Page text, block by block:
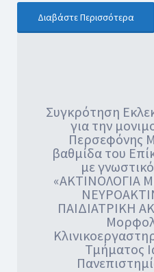
Διαβάστε Περισσότερα
Συγκρότηση
για την
Περσεφόνης
βαθμίδα του
με
«ΑΚΤΙΝΟΛΟΓΙΑ
ΠΑΙΔΙΑΤΡΙΚΗ
Τμήματος